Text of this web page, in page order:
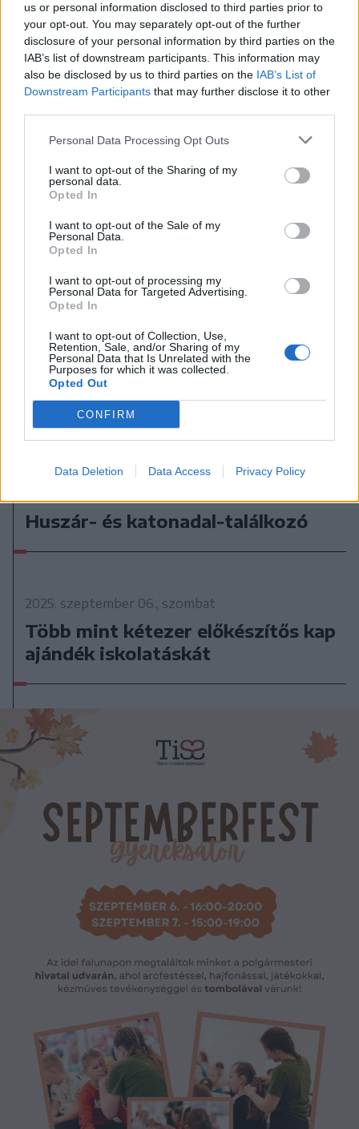
us or personal information disclosed to third parties prior to
your opt-out. You may separately opt-out of the further
disclosure of your personal information by third parties on the
IAB’s list of downstream participants. This information may
also be disclosed by us to third parties on the IAB’s List of
Downstream Participants that may further disclose it to other
Personal Data Processing Opt Outs
I want to opt-out of the Sharing of my
personal data.
Opted In
I want to opt-out of the Sale of my
Personal Data.
Opted In
I want to opt-out of processing my
Personal Data for Targeted Advertising.
Opted In
I want to opt-out of Collection, Use,
Retention, Sale, and/or Sharing of my
Personal Data that Is Unrelated with the
Purposes for which it was collected.
Opted Out
CONFIRM
Data Deletion Data Access Privacy Policy
2025. szeptember 08., hétfő
Huszár- és katonadal-találkozó
2025. szeptember 06., szombat
Több mint kétezer előkészítős kap
ajándék iskolatáskát